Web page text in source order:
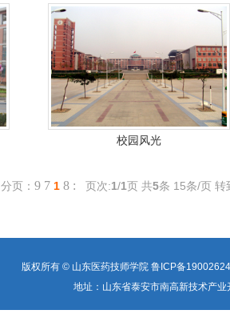
校园风光
分页： 9 7 1 8 : 页次:1/1页 共5条 15条/页 转
版权所有 © 山东医药技师学院 鲁ICP备
地址：山东省泰安市南高新技术产